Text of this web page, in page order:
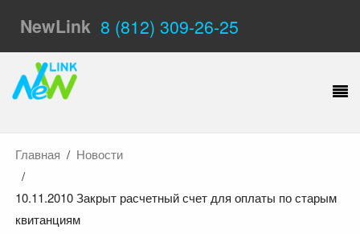
NewLink 8 (812) 309-26-25
Главная Новости
10.11.2010 Закрыт расчетный счет для оплаты по старым
квитанциям